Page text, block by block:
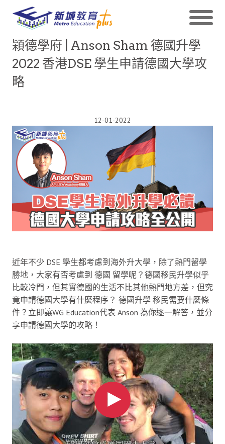
㯋德學府 | Anson Sham 德國升學
2022 香港DSE 學生申請德國大學攻
略
12-01-2022
近年不少 DSE 學生都考慮到海外升大學，除了熱門留學
勝地，大家有否考慮到 德國 留學呢？德國移民升學似乎
比較冷門，但其實德國的生活不比其他熱門地方差，但究
竟申請德國大學有什麼程序？ 德國升學 移民需要什麼條
件？立即讓WG Education代表 Anson 為你逐一解答，並分
享申請德國大學的攻略！